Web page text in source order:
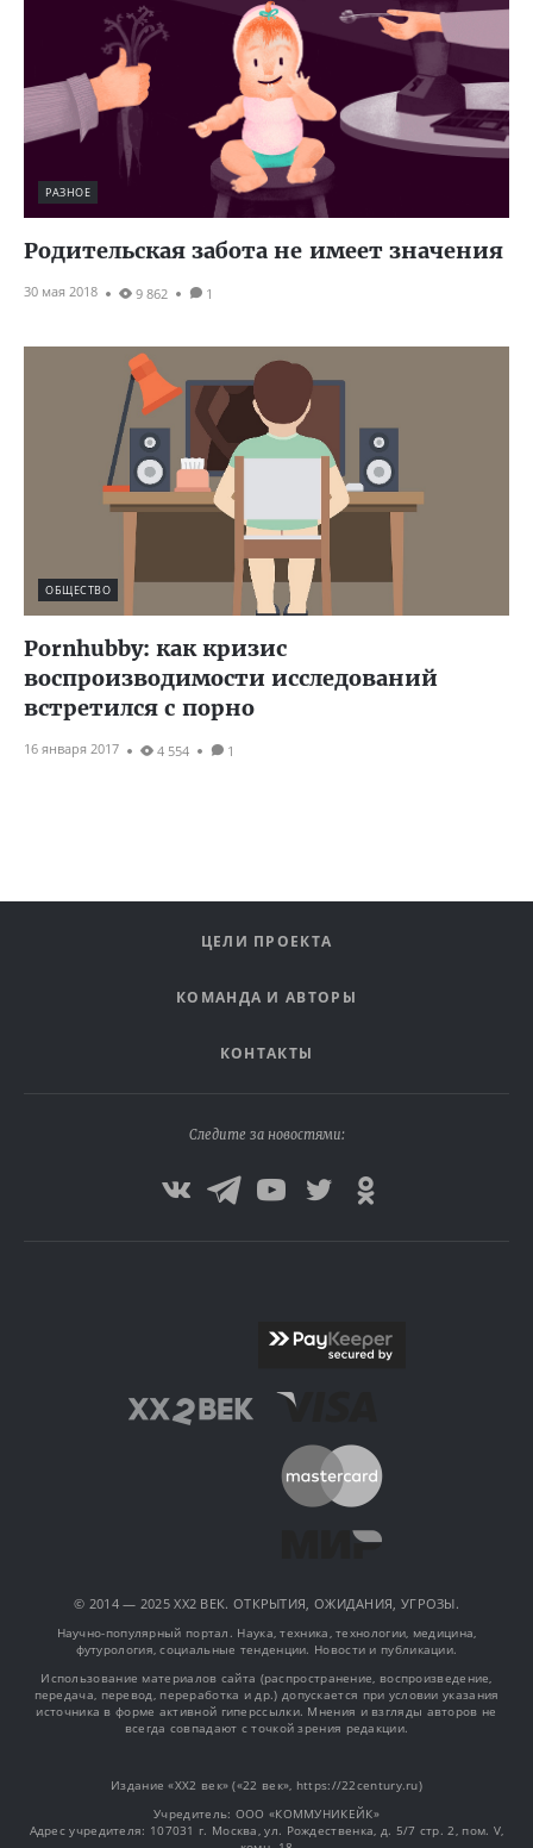
РАЗНОЕ
Родительская забота не имеет значения
30 мая 2018 9 862 1
ОБЩЕСТВО
Pornhubby: как кризис
воспроизводимости исследований
встретился с порно
16 января 2017 4 554 1
ЦЕЛИ ПРОЕКТА
КОМАНДА И АВТОРЫ
КОНТАКТЫ
Следите за новостями:
© 2014 — 2025 XX2 ВЕК. ОТКРЫТИЯ, ОЖИДАНИЯ, УГРОЗЫ.
Научно-популярный портал. Наука, техника, технологии, медицина,
футурология, социальные тенденции. Новости и публикации.
Использование материалов сайта (распространение, воспроизведение,
передача, перевод, переработка и др.) допускается при условии указания
источника в форме активной гиперссылки. Мнения и взгляды авторов не
всегда совпадают с точкой зрения редакции.
Издание «XX2 век» («22 век», https://22century.ru)
Учредитель: OOO «КОММУНИКЕЙК»
Адрес учредителя: 107031 г. Москва, ул. Рождественка, д. 5/7 стр. 2, пом. V,